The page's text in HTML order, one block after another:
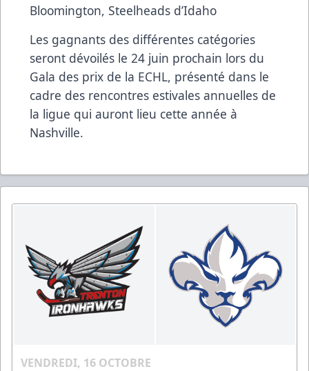
Bloomington, Steelheads d’Idaho
Les gagnants des différentes catégories
seront dévoilés le 24 juin prochain lors du
Gala des prix de la ECHL, présenté dans le
cadre des rencontres estivales annuelles de
la ligue qui auront lieu cette année à
Nashville.
VENDREDI, 16 OCTOBRE